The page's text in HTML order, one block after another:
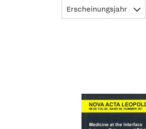
Erscheinungsjahr